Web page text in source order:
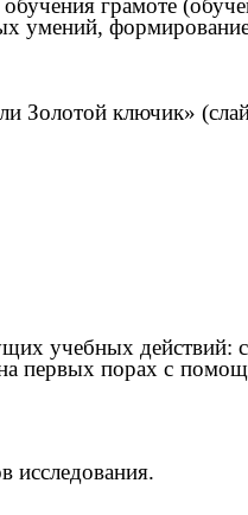
грамоте
умений,
Золотой ключик»
действий:
первых порах с
исследования.